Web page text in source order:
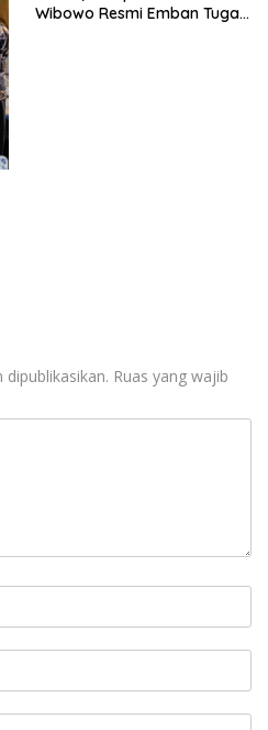
Wibowo Resmi Emban Tugas
Ruas yang wajib